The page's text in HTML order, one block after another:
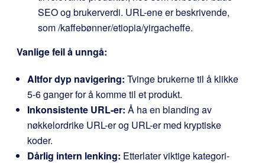
SEO og brukerverdi. URL-ene er beskrivende,
som/kaffebønner/etiopia/yirgacheffe.
Vanlige feil å unngå:
Altfor dyp navigering: Tvinge brukerne til å klikke
5-6 ganger for å komme til et produkt.
Inkonsistente URL-er: Å ha en blanding av
nøkkelordrike URL-er og URL-er med kryptiske
koder.
Dårlig intern lenking: Etterlater viktige kategori-